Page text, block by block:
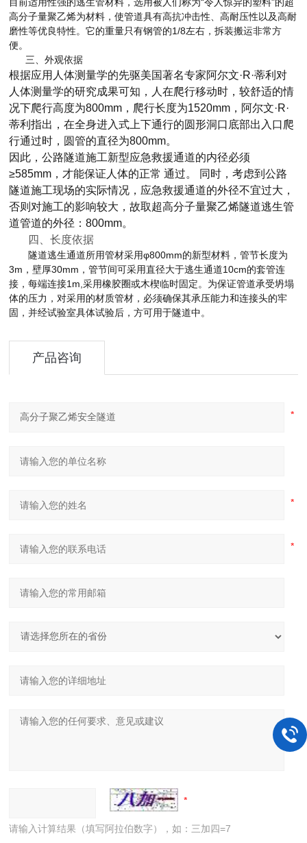
高分子量聚乙烯为材料，使管道具有高抗冲击性、高耐压性以及高耐
磨性等优良特性。它的重量只有钢管的1/8左右，拆装搬运非常方
便。
三、外观依据
根据应用人体测量学的先驱美国著名专家阿尔文·R·蒂利对
人体测量学的研究成果可知，人在爬行移动时，较舒适的情
况下爬行高度为800mm，爬行长度为1520mm，阿尔文·R·
蒂利指出，在全身进入式上下通行的圆形洞口底部出入口爬
行通过时，圆管的直径为800mm。
因此，公路隧道施工新型应急救援通道的内径必须
≥585mm，才能保证人体的正常 通过。 同时，考虑到公路
隧道施工现场的实际情况，应急救援通道的外径不宜过大，
否则对施工的影响较大，故取超高分子量聚乙烯隧道逃生管
道管道的外径：800mm。
四、长度依据
隧道逃生通道所用管材采用φ800mm的新型材料，管节长度为
3m，壁厚30mm，管节间可采用直径大于逃生通道10cm的套管连
接，每端连接1m,采用橡胶圈或木楔临时固定。为保证管道承受坍塌
体的压力，对采用的材质管材，必须确保其承压能力和连接头的牢
固，并经试验室具体试验后，方可用于隧道中。
产品咨询
请输入计算结果（填写阿拉伯数字），如：三加四=7